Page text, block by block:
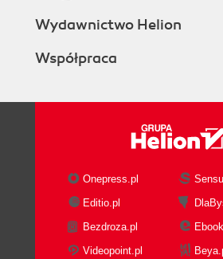
Wydawnictwo Helion
Współpraca
Onepress.pl
Editio.pl
Bezdroza.pl
Videopoint.pl